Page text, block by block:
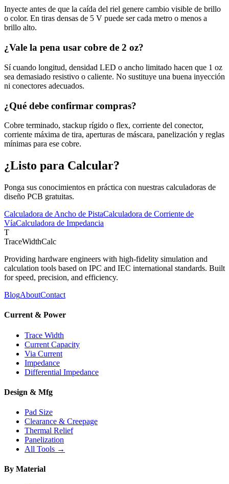
Inyecte antes de que la caída del riel genere cambio visible de brillo
o color. En tiras densas de 5 V puede ser cada metro o menos a
brillo alto.
¿Vale la pena usar cobre de 2 oz?
Sí cuando longitud, densidad LED o ancho limitado hacen que 1 oz
sea demasiado resistivo o caliente. No sustituye una buena inyección
ni conectores adecuados.
¿Qué debe confirmar compras?
Cobre terminado, stackup rígido o flex, corriente del conector,
corriente máxima de tira, aperturas de máscara, panelización y reglas
mínimas para ese cobre.
¿Listo para Calcular?
Ponga sus conocimientos en práctica con nuestras calculadoras de
diseño PCB gratuitas.
Calculadora de Ancho de PistaCalculadora de Corriente de
VíaCalculadora de Impedancia
T
TraceWidthCalc
Providing hardware engineers with high-fidelity simulation and
calculation tools based on IPC and IEC international standards. Built
for speed, precision, and efficiency.
BlogAboutContact
Current & Power
Trace Width
Current Capacity
Via Current
Impedance
Differential Impedance
Design & Mfg
Pad Size
Clearance & Creepage
Thermal Relief
Panelization
All Tools →
By Material